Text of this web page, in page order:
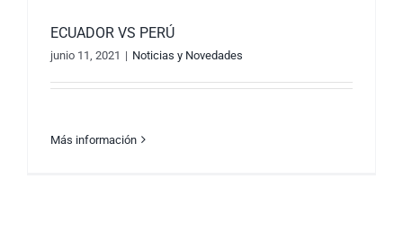
ECUADOR VS PERÚ
junio 11, 2021 | Noticias y Novedades
Más información